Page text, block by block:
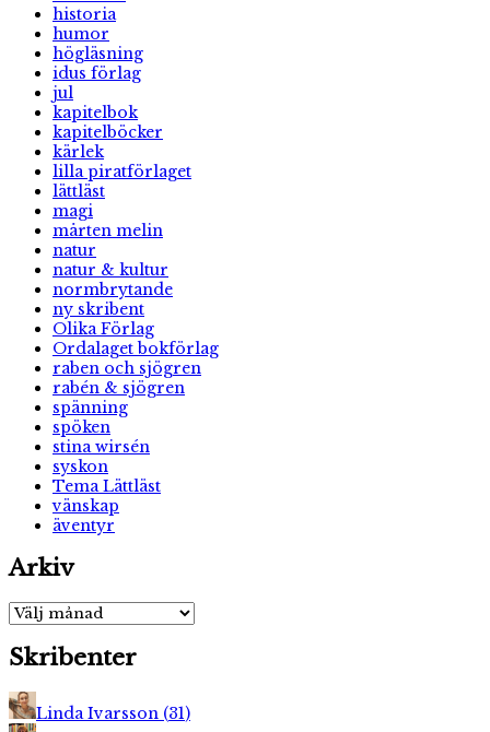
historia
humor
högläsning
idus förlag
jul
kapitelbok
kapitelböcker
kärlek
lilla piratförlaget
lättläst
magi
mårten melin
natur
natur & kultur
normbrytande
ny skribent
Olika Förlag
Ordalaget bokförlag
raben och sjögren
rabén & sjögren
spänning
spöken
stina wirsén
syskon
Tema Lättläst
vänskap
äventyr
Arkiv
Arkiv
Skribenter
Linda Ivarsson (31)